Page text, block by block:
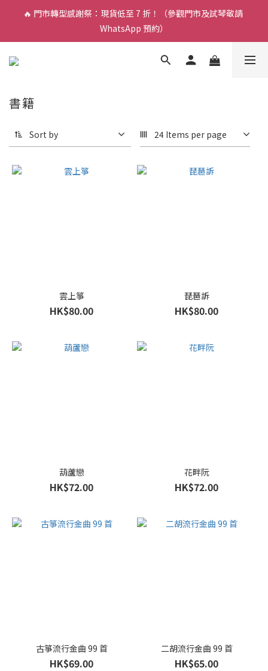
🎵 新生限時：$200 試堂優惠（包樂器借用）
🔥 門市轉型感謝祭：現貨低至 7 折！（參觀門市及試琴敬請
WhatsApp 預約）
🎵 新生限時：$200 試堂優惠（包樂器借用）
書籍
Sort by 24 Items per page
雲上箏
HK$80.00
琵琶訴
HK$80.00
葫蘆戀
HK$72.00
花畔阮
HK$72.00
古箏流行金曲 99 首
HK$69.00
二胡流行金曲 99 首
HK$65.00